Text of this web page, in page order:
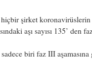
hiçbir şirket
aşı sayısı 135’ den
sadece biri faz III